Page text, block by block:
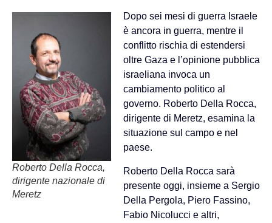
Roberto Della Rocca,
dirigente nazionale di
Meretz
Dopo sei mesi di guerra Israele
è ancora in guerra, mentre il
conflitto rischia di estendersi
oltre Gaza e l’opinione pubblica
israeliana invoca un
cambiamento politico al
governo. Roberto Della Rocca,
dirigente di Meretz, esamina la
situazione sul campo e nel
paese.
Roberto Della Rocca sarà
presente oggi, insieme a Sergio
Della Pergola, Piero Fassino,
Fabio Nicolucci e altri,